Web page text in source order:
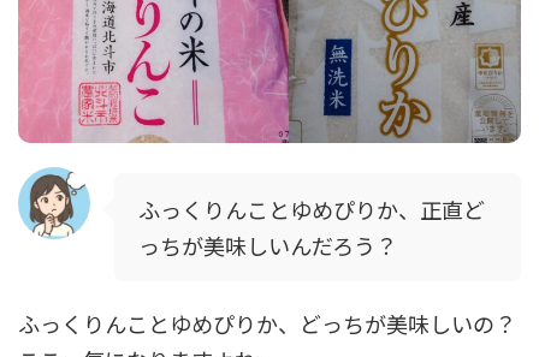
ふっくりんことゆめぴりか、正直ど
っちが美味しいんだろう？
ふっくりんことゆめぴりか、どっちが美味しいの？